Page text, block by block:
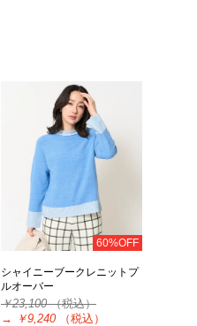
60%OFF
シャイニーブークレニットプ
ルオーバー
￥23,100（税込）
→
￥9,240 （税込）